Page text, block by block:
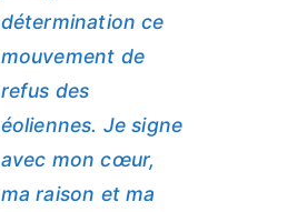
détermination ce
mouvement de
refus des
éoliennes. Je signe
avec mon cœur,
ma raison et ma